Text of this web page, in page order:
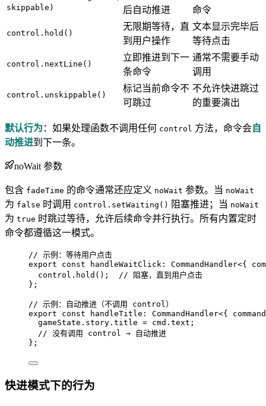
skippable)
后自动推进
命令
control.hold()
无限期等待，直
到用户操作
文本显示完毕后
等待点击
control.nextLine()
立即推进到下一
条命令
通常不需要手动
调用
control.unskippable()
标记当前命令不
可跳过
不允许快进跳过
的重要演出
默认行为 ：如果处理函数不调用任何 control 方法，命令会自
动推进到下一条。
noWait 参数
包含 fadeTime 的命令通常还应定义 noWait 参数。当 noWait
为 false 时调用 control.setWaiting() 阻塞推进；当 noWait
为 true 时跳过等待，允许后续命令并行执行。所有内置定时
命令都遵循这一模式。
// 示例：等待用户点击
export const
handleWaitClick : CommandHandler<{
control . hold () ;
// 阻塞，直到用户点击
} ;
// 示例：自动推进（不调用 control）
export const
handleTitle : CommandHandler<{ command
gameState . story . title = cmd . text ;
// 没有调用 control → 自动推进
} ;
快进模式下的行为